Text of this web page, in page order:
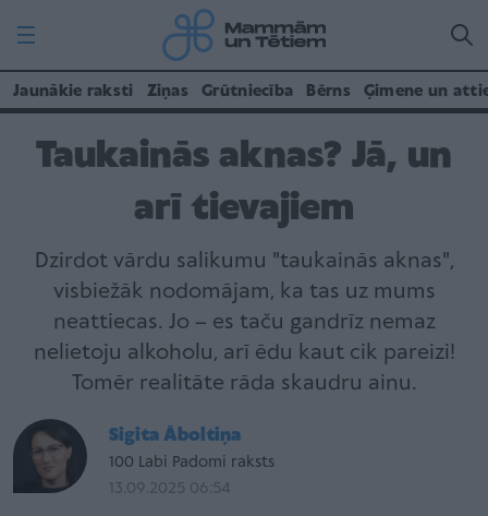
Jaunākie raksti Ziņas Grūtniecība Bērns Ģimene un
Taukainās aknas? Jā, un
arī tievajiem
Dzirdot vārdu salikumu "taukainās aknas",
visbiežāk nodomājam, ka tas uz mums
neattiecas. Jo – es taču gandrīz nemaz
nelietoju alkoholu, arī ēdu kaut cik pareizi!
Tomēr realitāte rāda skaudru ainu.
Sigita Āboltiņa
100 Labi Padomi raksts
13.09.2025 06:54